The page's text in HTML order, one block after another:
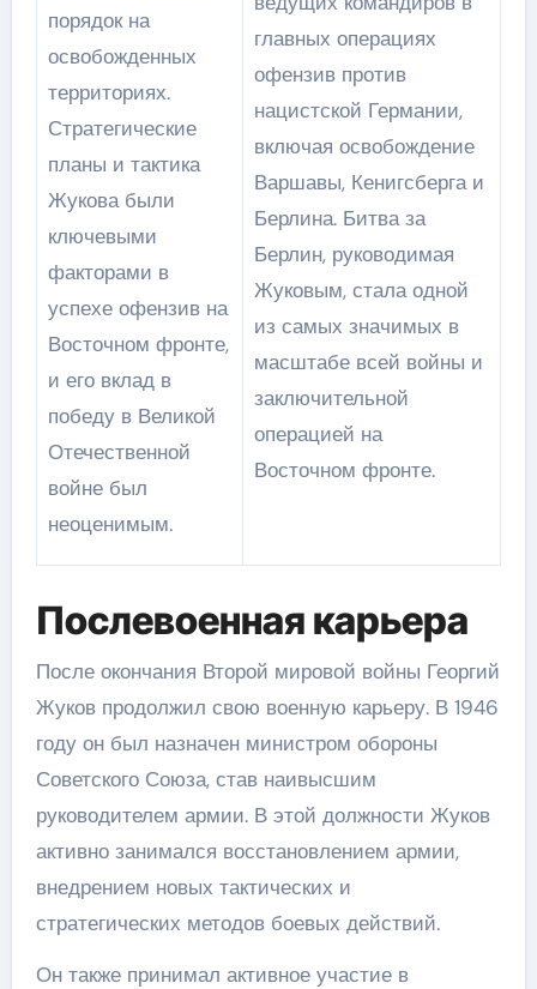
порядок на
освобожденных
территориях.
Стратегические
планы и тактика
Жукова были
ключевыми
факторами в
успехе офензив на
Восточном фронте,
и его вклад в
победу в Великой
Отечественной
войне был
неоценимым.
главных операциях
офензив против
нацистской Германии,
включая освобождение
Варшавы, Кенигсберга и
Берлина. Битва за
Берлин, руководимая
Жуковым, стала одной
из самых значимых в
масштабе всей войны и
заключительной
операцией на
Восточном фронте.
Послевоенная карьера
После окончания Второй мировой войны Георгий
Жуков продолжил свою военную карьеру. В 1946
году он был назначен министром обороны
Советского Союза, став наивысшим
руководителем армии. В этой должности Жуков
активно занимался восстановлением армии,
внедрением новых тактических и
стратегических методов боевых действий.
Он также принимал активное участие в